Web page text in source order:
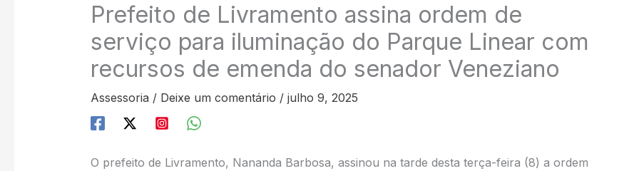
Prefeito de Livramento assina ordem de
serviço para iluminação do Parque Linear com
recursos de emenda do senador Veneziano
Assessoria / Deixe um comentário / julho 9, 2025
O prefeito de Livramento, Nananda Barbosa, assinou na tarde desta terça-feira (8) a ordem